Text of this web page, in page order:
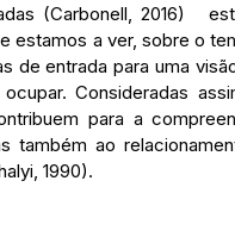
(Carbonell, 2016)
estamos a ver, sobre o
de entrada para uma
Consideradas
para a
também ao
1990).